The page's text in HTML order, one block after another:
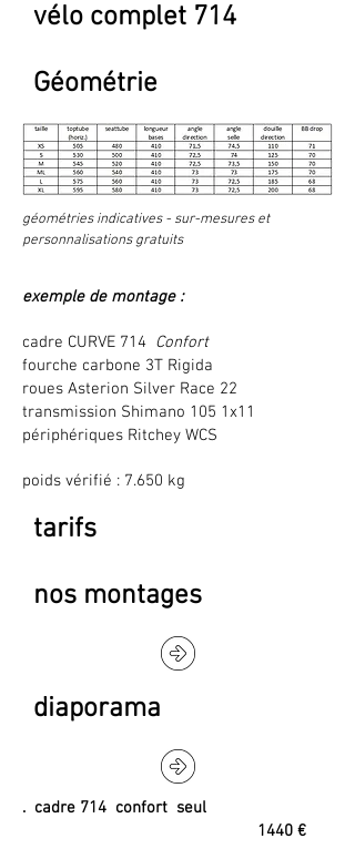
vélo complet 714
Géométrie
géométries indicatives - sur-mesures et
personnalisations gratuits
exemple de montage :
cadre CURVE 714 Confort
fourche carbone 3T Rigida
roues Asterion Silver Race 22
transmission Shimano 105 1x11
périphériques Ritchey WCS
poids vérifié : 7.650 kg
tarifs
nos montages
diaporama
. cadre 714 confort seul
1440 €